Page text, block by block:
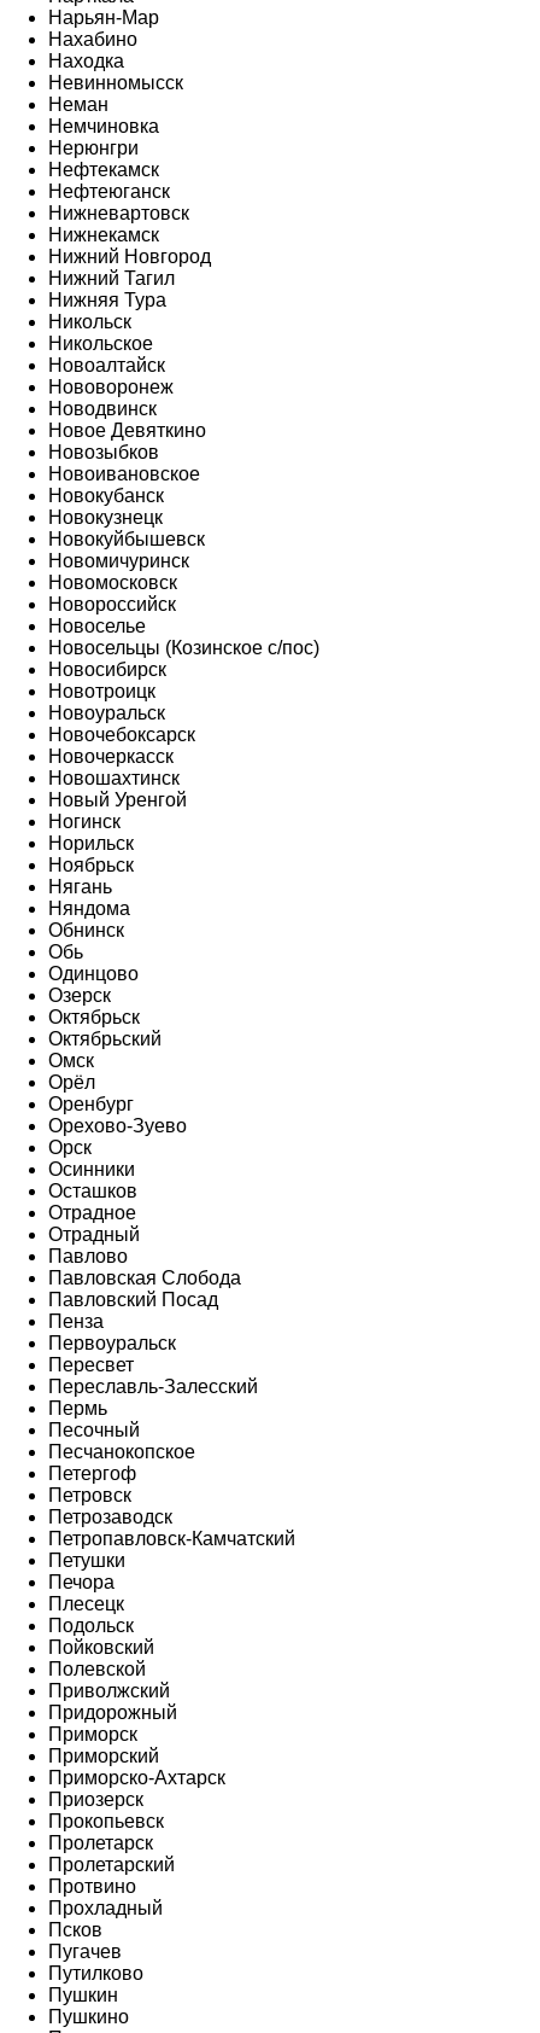
Нарьян-Мар
Нахабино
Находка
Невинномысск
Неман
Немчиновка
Нерюнгри
Нефтекамск
Нефтеюганск
Нижневартовск
Нижнекамск
Нижний Новгород
Нижний Тагил
Нижняя Тура
Никольск
Никольское
Новоалтайск
Нововоронеж
Новодвинск
Новое Девяткино
Новозыбков
Новоивановское
Новокубанск
Новокузнецк
Новокуйбышевск
Новомичуринск
Новомосковск
Новороссийск
Новоселье
Новосельцы (Козинское с/пос)
Новосибирск
Новотроицк
Новоуральск
Новочебоксарск
Новочеркасск
Новошахтинск
Новый Уренгой
Ногинск
Норильск
Ноябрьск
Нягань
Няндома
Обнинск
Обь
Одинцово
Озерск
Октябрьск
Октябрьский
Омск
Орёл
Оренбург
Орехово-Зуево
Орск
Осинники
Осташков
Отрадное
Отрадный
Павлово
Павловская Слобода
Павловский Посад
Пенза
Первоуральск
Пересвет
Переславль-Залесский
Пермь
Песочный
Песчанокопское
Петергоф
Петровск
Петрозаводск
Петропавловск-Камчатский
Петушки
Печора
Плесецк
Подольск
Пойковский
Полевской
Приволжский
Придорожный
Приморск
Приморский
Приморско-Ахтарск
Приозерск
Прокопьевск
Пролетарск
Пролетарский
Протвино
Прохладный
Псков
Пугачев
Путилково
Пушкин
Пушкино